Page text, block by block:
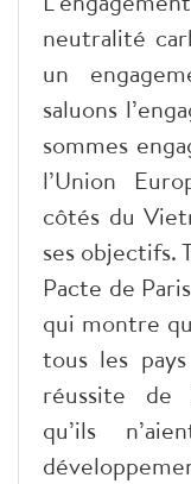
neutralité
un
saluons
sommes
l’Union
côtés du
ses objectifs.
Pacte de
qui montre
tous les
réussite de
qu’ils